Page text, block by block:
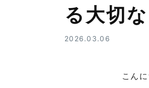
る大切
2026.03.06
こん